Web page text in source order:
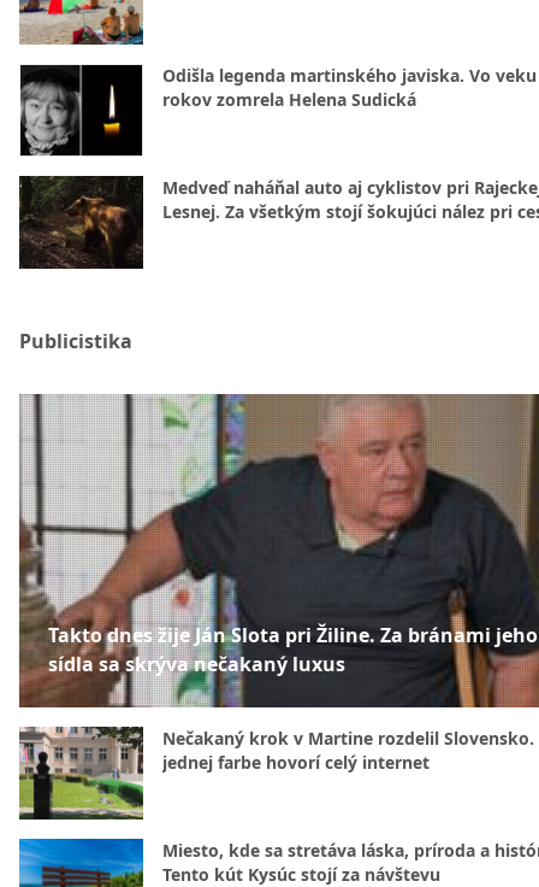
Odišla legenda martinského javiska. Vo veku
rokov zomrela Helena Sudická
Medveď naháňal auto aj cyklistov pri
Lesnej. Za všetkým stojí šokujúci nález pri
Publicistika
Takto dnes žije Ján Slota pri Žiline. Za bránami jeho
sídla sa skrýva nečakaný luxus
Nečakaný krok v Martine rozdelil Slovensko.
jednej farbe hovorí celý internet
Miesto, kde sa stretáva láska, príroda a
Tento kút Kysúc stojí za návštevu